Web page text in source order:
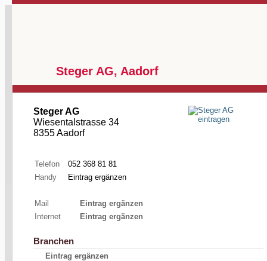
Steger AG, Aadorf
Steger AG
Wiesentalstrasse 34
8355 Aadorf
Telefon
052 368 81 81
Handy
Eintrag ergänzen
Mail
Eintrag ergänzen
Internet
Eintrag ergänzen
Branchen
Eintrag ergänzen